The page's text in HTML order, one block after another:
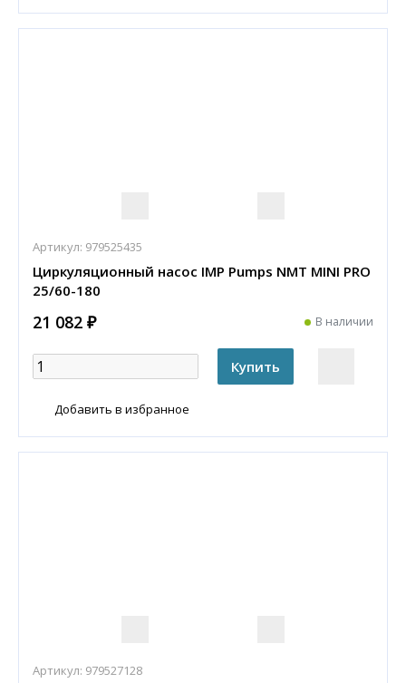
Артикул: 979525435
Циркуляционный насос IMP Pumps NMT MINI PRO
25/60-180
21 082 ₽ В наличии
Добавить в избранное
Артикул: 979527128